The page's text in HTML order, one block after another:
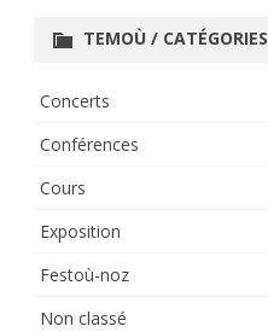
TEMOÙ / CATÉGORIES
Concerts
Conférences
Cours
Exposition
Festoù-noz
Non classé